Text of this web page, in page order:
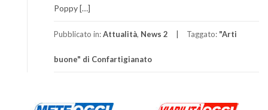
Poppy […]
Pubblicato in:Attualità, News 2 Taggato: "Arti
buone" di Confartigianato